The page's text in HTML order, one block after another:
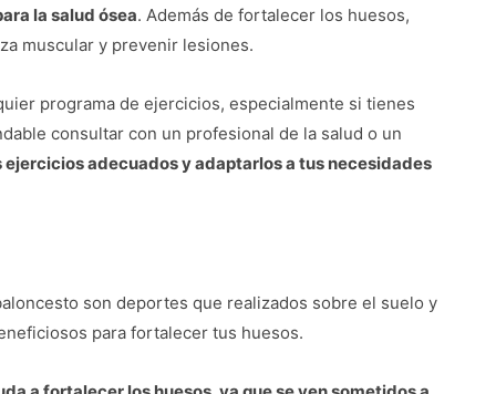
la salud ósea. Además de fortalecer los huesos,
muscular y prevenir lesiones.
programa de ejercicios, especialmente si tienes
consultar con un profesional de la salud o un
adecuados y adaptarlos a tus necesidades
son deportes que realizados sobre el suelo y
para fortalecer tus huesos.